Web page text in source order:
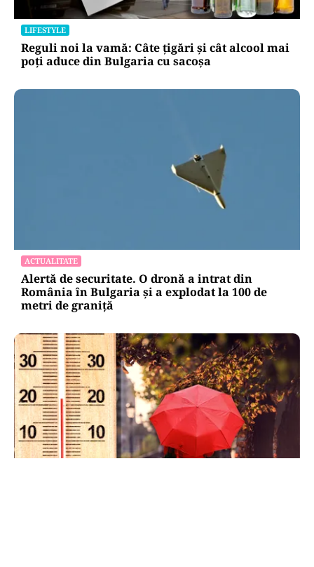
LIFESTYLE
Reguli noi la vamă: Câte țigări și cât alcool mai
poți aduce din Bulgaria cu sacoșa
ACTUALITATE
Alertă de securitate. O dronă a intrat din
România în Bulgaria şi a explodat la 100 de
metri de graniţă